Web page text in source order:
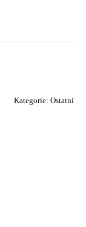
Kategorie: Ostatní